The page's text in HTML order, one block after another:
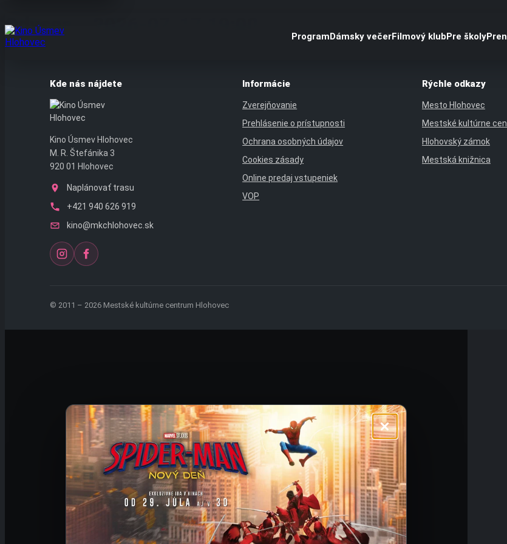
ProgramDámsky večerFilmový klubPre školy
na
obsah
Odysea – 2026-07-17 19:00
Kde nás nájdete
Kino Úsmev Hlohovec
M. R. Štefánika 3
920 01 Hlohovec
Naplánovať trasu
+421 940 626 919
kino@mkchlohovec.sk
Informácie
Zverejňovanie
Prehlásenie o prístupnosti
Ochrana osobných údajov
Cookies zásady
Online predaj vstupeniek
VOP
Rýchle odkazy
Mesto Hlohovec
Mestské kultúrne
Hlohovský zámok
Mestská knižnica
© 2011 – 2026 Mestské kultúrne centrum Hlohovec